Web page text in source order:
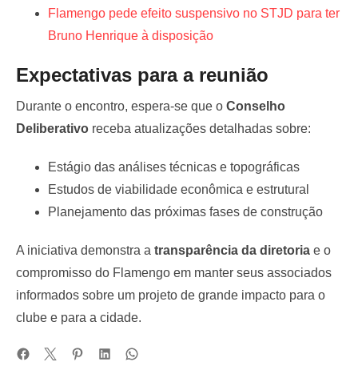
Flamengo pede efeito suspensivo no STJD para ter
Bruno Henrique à disposição
Expectativas para a reunião
Durante o encontro, espera-se que o Conselho
Deliberativo receba atualizações detalhadas sobre:
Estágio das análises técnicas e topográficas
Estudos de viabilidade econômica e estrutural
Planejamento das próximas fases de construção
A iniciativa demonstra a transparência da diretoria e o
compromisso do Flamengo em manter seus associados
informados sobre um projeto de grande impacto para o
clube e para a cidade.